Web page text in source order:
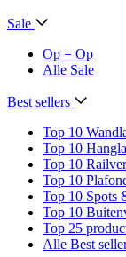
Sale
Op = Op
Alle Sale
Best sellers
Top 10
Top 10
Top 10
Top 10
Top 10 Spots
Top 10
Top 25
Alle Best